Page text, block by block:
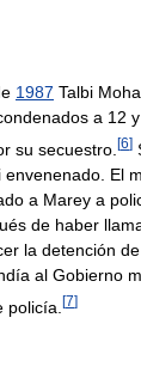
1987 Talbi
a 12
su secuestro. [6]
envenenado. El
a Marey a
de haber
la detención
al Gobierno
policía. [7]